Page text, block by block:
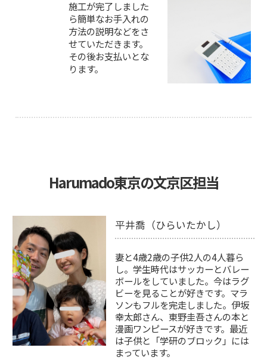
施工が完了しました
ら簡単なお手入れの
方法の説明などをさ
せていただきます。
その後お支払いとな
ります。
Harumado東京の文京区担当
平井喬（ひらいたかし）
妻と4歳2歳の子供2人の4人暮ら
し。学生時代はサッカーとバレー
ボールをしていました。今はラグ
ビーを見ることが好きです。マラ
ソンもフルを完走しました。伊坂
幸太郎さん、東野圭吾さんの本と
漫画ワンピースが好きです。最近
は子供と「学研のブロック」には
まっています。